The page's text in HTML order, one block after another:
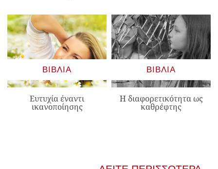
ΒΙΒΛΊΑ
Ευτυχία έναντι
ικανοποίησης
ΒΙΒΛΊΑ
Η διαφορετικότητα ως
καθρέφτης